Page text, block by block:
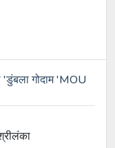
गोदाम 'MOU